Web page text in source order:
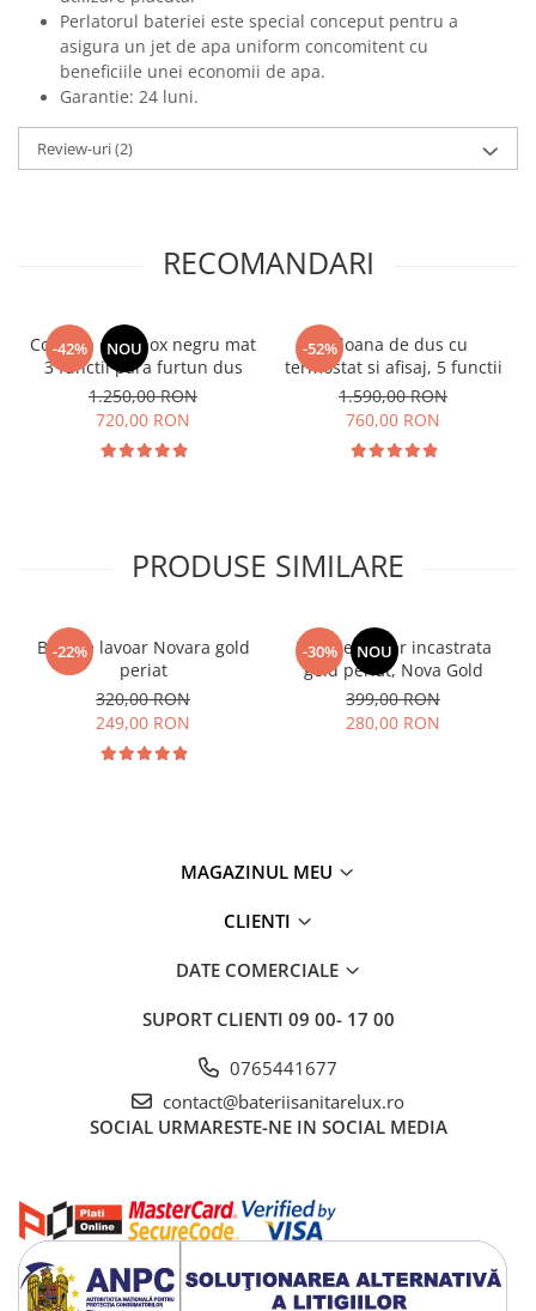
Perlatorul bateriei este special conceput pentru a
asigura un jet de apa uniform concomitent cu
beneficiile unei economii de apa.
Garantie: 24 luni.
Review-uri(2)
RECOMANDARI
-42% NOU
Coloana dus inox negru mat
3 functii para furtun dus
1.250,00 RON
720,00 RON
-52%Coloana de dus cu
termostat si afisaj, 5 functii
1.590,00 RON
760,00 RON
PRODUSE SIMILARE
-22%
Baterie lavoar Novara gold
periat
320,00 RON
249,00 RON
-30% NOU
Baterie lavoar incastrata
gold periat, Nova Gold
399,00 RON
280,00 RON
MAGAZINUL MEU
CLIENTI
DATE COMERCIALE
SUPORT CLIENTI 09 00- 17 00
0765441677
contact@bateriisanitarelux.ro
SOCIAL URMARESTE-NE IN SOCIAL MEDIA